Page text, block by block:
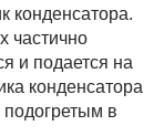
конденсатора.
частично
и подается на
конденсатора
подогретым в